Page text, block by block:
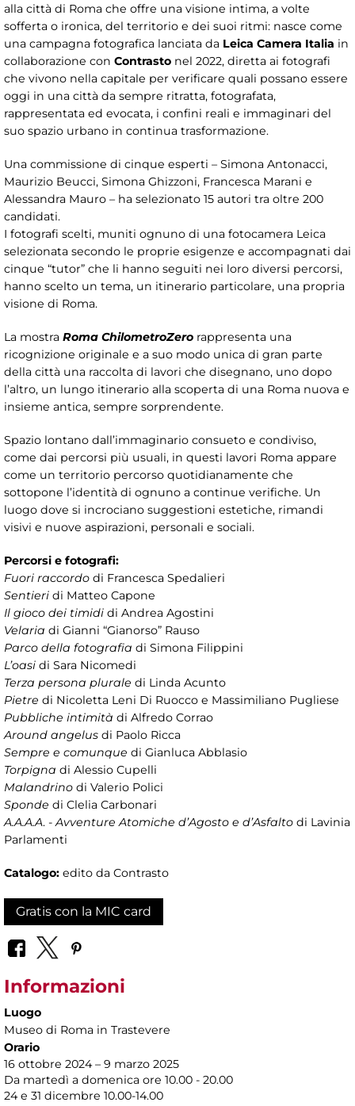
alla città di Roma che offre una visione intima, a volte
sofferta o ironica, del territorio e dei suoi ritmi: nasce come
una campagna fotografica lanciata da Leica Camera Italia in
collaborazione con Contrasto nel 2022, diretta ai fotografi
che vivono nella capitale per verificare quali possano essere
oggi in una città da sempre ritratta, fotografata,
rappresentata ed evocata, i confini reali e immaginari del
suo spazio urbano in continua trasformazione.
Una commissione di cinque esperti – Simona Antonacci,
Maurizio Beucci, Simona Ghizzoni, Francesca Marani e
Alessandra Mauro – ha selezionato 15 autori tra oltre 200
candidati.
I fotografi scelti, muniti ognuno di una fotocamera Leica
selezionata secondo le proprie esigenze e accompagnati dai
cinque “tutor” che li hanno seguiti nei loro diversi percorsi,
hanno scelto un tema, un itinerario particolare, una propria
visione di Roma.
La mostra Roma ChilometroZero rappresenta una
ricognizione originale e a suo modo unica di gran parte
della città una raccolta di lavori che disegnano, uno dopo
l’altro, un lungo itinerario alla scoperta di una Roma nuova e
insieme antica, sempre sorprendente.
Spazio lontano dall’immaginario consueto e condiviso,
come dai percorsi più usuali, in questi lavori Roma appare
come un territorio percorso quotidianamente che
sottopone l’identità di ognuno a continue verifiche. Un
luogo dove si incrociano suggestioni estetiche, rimandi
visivi e nuove aspirazioni, personali e sociali.
Percorsi e fotografi:
Fuori raccordo di Francesca Spedalieri
Sentieri di Matteo Capone
Il gioco dei timidi di Andrea Agostini
Velaria di Gianni “Gianorso” Rauso
Parco della fotografia di Simona Filippini
L’oasi di Sara Nicomedi
Terza persona plurale di Linda Acunto
Pietre di Nicoletta Leni Di Ruocco e Massimiliano Pugliese
Pubbliche intimità di Alfredo Corrao
Around angelus di Paolo Ricca
Sempre e comunque di Gianluca Abblasio
Torpigna di Alessio Cupelli
Malandrino di Valerio Polici
Sponde di Clelia Carbonari
A.A.A.A. -Avventure Atomiche d’Agosto e d’Asfalto di Lavinia
Parlamenti
Catalogo: edito da Contrasto
Gratis con la MIC card
Informazioni
Luogo
Museo di Roma in Trastevere
Orario
16 ottobre 2024 – 9 marzo 2025
Da martedì a domenica ore 10.00 - 20.00
24 e 31 dicembre 10.00-14.00